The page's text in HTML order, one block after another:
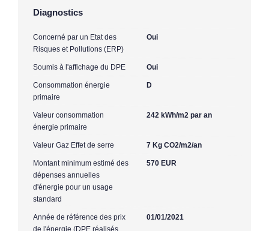
Diagnostics
Concerné par un Etat des
Risques et Pollutions (ERP)
Oui
Soumis à l'affichage du DPE Oui
Consommation énergie
primaire
D
Valeur consommation
énergie primaire
242 kWh/m2 par an
Valeur Gaz Effet de serre 7 Kg CO2/m2/an
Montant minimum estimé des
dépenses annuelles
d'énergie pour un usage
standard
570 EUR
Année de référence des prix
de l'énergie (DPE réalisés
01/01/2021